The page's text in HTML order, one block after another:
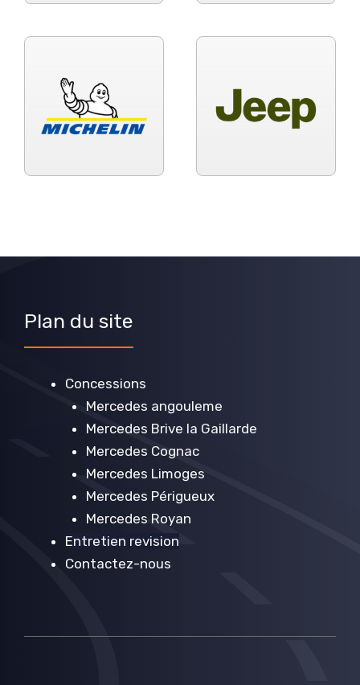
Plan du site
Concessions
Mercedes angouleme
Mercedes Brive la Gaillarde
Mercedes Cognac
Mercedes Limoges
Mercedes Périgueux
Mercedes Royan
Entretien revision
Contactez-nous